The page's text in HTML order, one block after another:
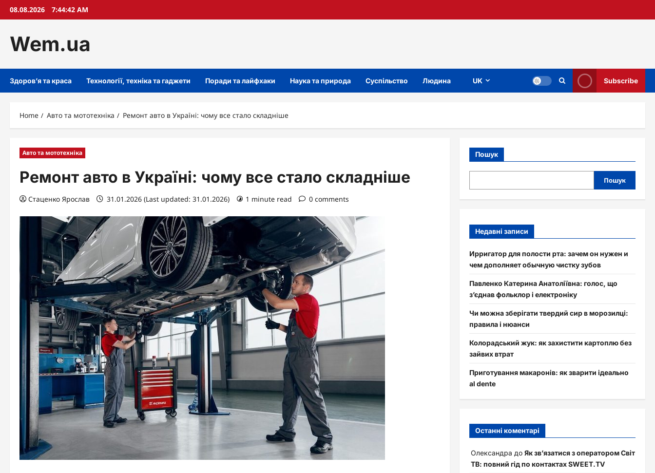
Skip08.08.2026 7:44:44 AM
Wem.ua
Здоров’я та краса Технології, техніка та гаджети Поради та лайфхаки Наука та природа Суспільство Людина UK Subscribe
Home Авто та мототехніка Ремонт авто в Україні: чому все стало складніше
Авто та мототехніка
Ремонт авто в Україні: чому все стало складніше
Стаценко Ярослав 31.01.2026 (Last updated: 31.01.2026) 1 minute read 0 comments
Пошук
Пошук
Недавні записи
Ирригатор для полости рта: зачем он нужен и
чем дополняет обычную чистку зубов
Павленко Катерина Анатоліївна: голос, що
з’єднав фольклор і електроніку
Чи можна зберігати твердий сир в морозилці:
правила і нюанси
Колорадський жук: як захистити картоплю без
зайвих втрат
Приготування макаронів: як зварити ідеально
al dente
Останні коментарі
Олександра до Як зв’язатися з оператором Світ
ТВ: повний гід по контактах SWEET.TV